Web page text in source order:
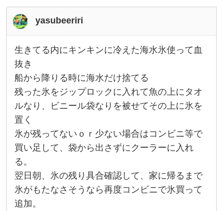
る
の
で
、
あ
yasubeeriri
生
き
て
る
内
に
キ
ン
キ
ン
に
冷
え
た
海
水
氷
使
っ
て
生きてる内にキンキンに冷えた海水氷使って血
抜き
船から降りる時に海水だけ捨てる
残った氷をジップロックに入れて魚の上にタオ
ルなり、ビニール袋なりを被せてその上に氷を
置く
氷が残ってないｏｒ少ない場合はコンビニ等で
買い足して、袋から出さずにクーラーに入れ
る。
翌日朝、氷の残り具合確認して、家に帰るまで
氷がもたなさそうなら再度コンビニで氷買って
追加。